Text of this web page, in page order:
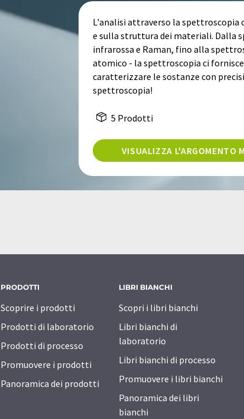
L'analisi attraverso la spettroscopia
e sulla struttura dei materiali. Dalla
infrarossa e Raman, fino alla
atomico - la spettroscopia ci
caratterizzare le sostanze con
spettroscopia!
5 Prodotti
VISUALIZZA L'ARGOMENTO
PRODOTTI
Scoprire i prodotti
Prodotti di laboratorio
Prodotti di processo
Promuovere i prodotti
Panoramica dei prodotti
LIBRI BIANCHI
Scopri i libri bianchi
Libri bianchi di
laboratorio
Libri bianchi di processo
Promuovere i libri bianchi
Panoramica dei libri
bianchi